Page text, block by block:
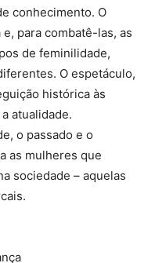
conhecimento. O
para combatê-las, as
de feminilidade,
O espetáculo,
histórica às
atualidade.
o passado e o
as mulheres que
sociedade – aquelas